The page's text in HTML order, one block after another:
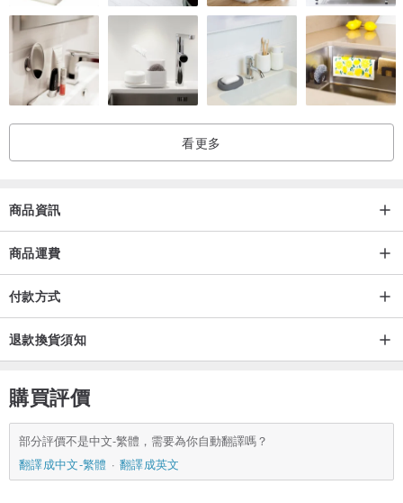
看更多
商品資訊
商品運費
付款方式
退款換貨須知
購買評價
部分評價不是中文-繁體，需要為你自動翻譯嗎？
翻譯成中文-繁體
翻譯成英文